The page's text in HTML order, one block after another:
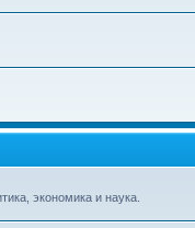
экономика и наука.